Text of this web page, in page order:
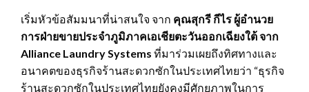
เริ่มหัวข้อสัมมนาที่น่าสนใจ จาก คุณสุกรี กีไร ผู้อำนวย
การฝ่ายขายประจำภูมิภาคเอเชียตะวันออกเฉียงใต้ จาก
Alliance Laundry Systems ที่มาร่วมเผยถึงทิศทางและ
อนาคตของธุรกิจร้านสะดวกซักในประเทศไทยว่า “ธุรกิจ
ร้านสะดวกซักในประเทศไทยยังคงมีศักยภาพในการ